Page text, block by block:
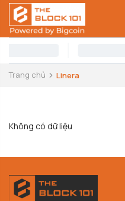
Trang chủ Linera
Không có dữ liệu